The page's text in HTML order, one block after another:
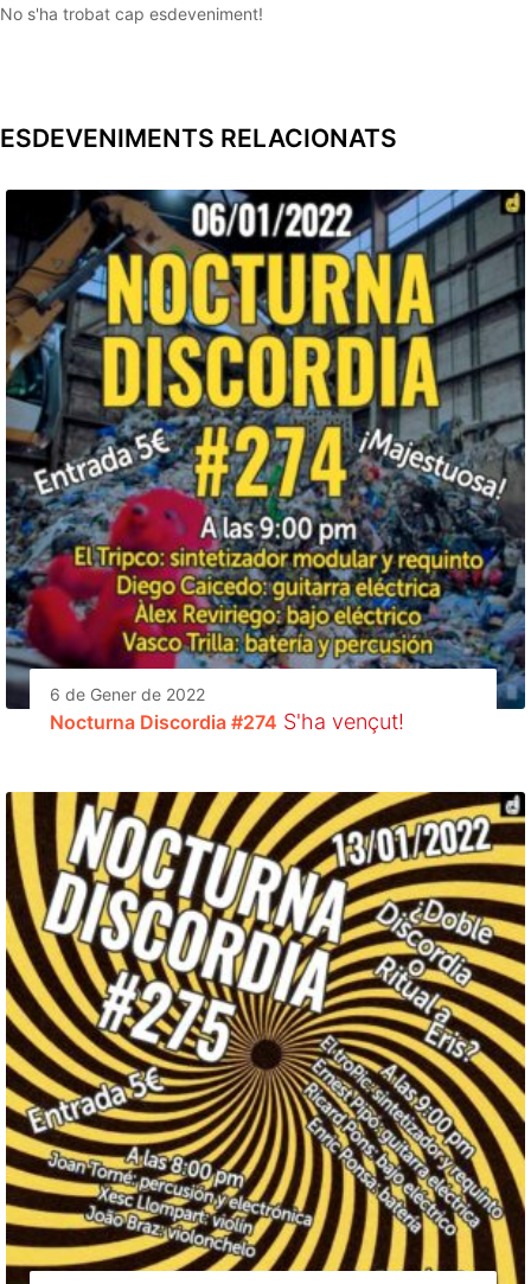
No s'ha trobat cap esdeveniment!
ESDEVENIMENTS RELACIONATS
6 de Gener de 2022
Nocturna Discordia #274 S'ha vençut!